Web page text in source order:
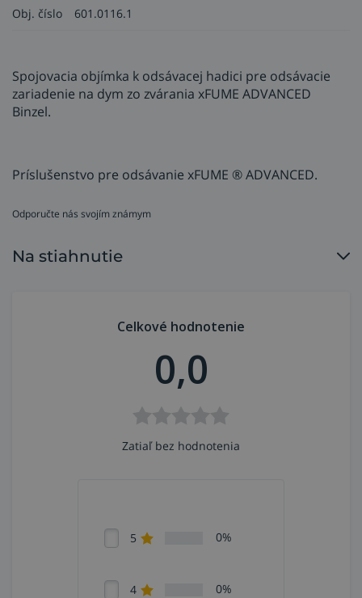
Obj. číslo 601.0116.1
Spojovacia objímka k odsávacej hadici pre odsávacie
zariadenie na dym zo zvárania xFUME ADVANCED
Binzel.
Príslušenstvo pre odsávanie xFUME ® ADVANCED.
Odporučte nás svojím známym
Na stiahnutie
Celkové hodnotenie
0,0
Zatiaľ bez hodnotenia
5 0%
4 0%